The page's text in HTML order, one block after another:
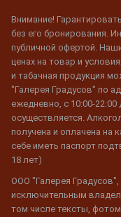
Внимание!
без его бронирования.
публичной офертой.
ценах на товар и
и табачная продукция
"Галерея Градусов" по
ежедневно, с 10:00-
осуществляется.
получена и оплачена на
себе иметь паспорт
18 лет)
ООО "Галерея
исключительным
том числе тексты,